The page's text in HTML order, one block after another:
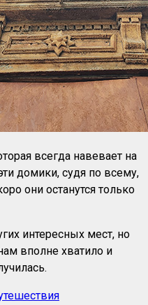
всегда навевает на
домики, судя по всему,
они останутся только
интересных мест, но
вполне хватило и